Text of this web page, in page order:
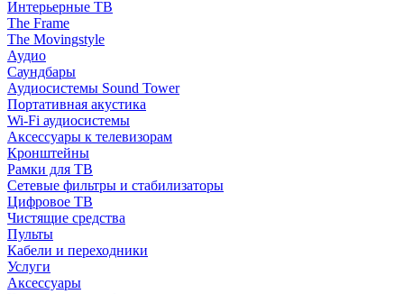
Интерьерные ТВ
The Frame
The Movingstyle
Аудио
Саундбары
Аудиосистемы Sound Tower
Портативная акустика
Wi-Fi аудиосистемы
Аксессуары к телевизорам
Кронштейны
Рамки для ТВ
Сетевые фильтры и стабилизаторы
Цифровое ТВ
Чистящие средства
Пульты
Кабели и переходники
Услуги
Аксессуары